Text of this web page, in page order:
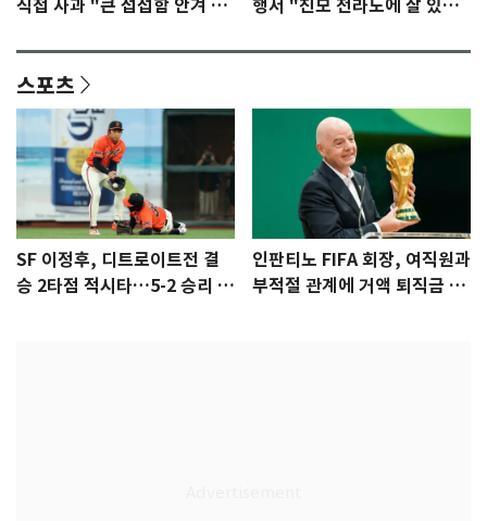
직접 사과 "큰 섭섭함 안겨 미
행서 "친모 전라도에 잘 있
스포츠
SF 이정후, 디트로이트전 결
승 2타점 적시타…5-2 승리 견
인판티노 FIFA 회장, 여직원과
부적절 관계에 거액 퇴직금 지